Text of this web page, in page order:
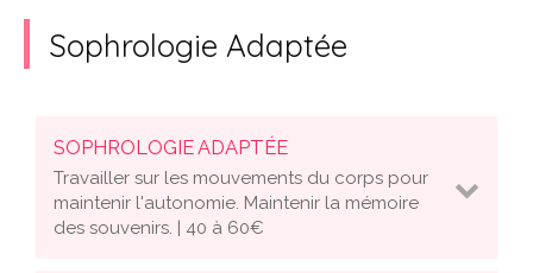
Sophrologie Adaptée
SOPHROLOGIE ADAPTÉE
Travailler sur les mouvements du corps pour
maintenir l'autonomie. Maintenir la mémoire
des souvenirs. | 40 à 60€